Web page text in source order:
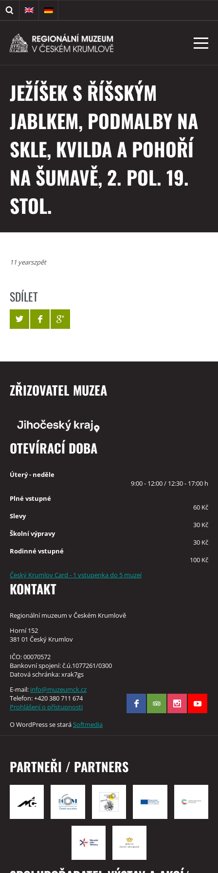
JEŽÍŠEK S ŘÍŠSKÝM
JABLKEM, PODMALBY NA
SKLE, KVILDA A POHOŘÍ
NA ŠUMAVĚ, 2. POL. 19.
STOL.
11 yearszpět
SDÍLET
ZŘIZOVATEL MUZEA
OTEVÍRACÍ DOBA
Úterý - neděle
9:00 - 12:00 / 12:30 - 17:00 h
Plné vstupné
60 Kč
Slevy
30 Kč
Školní výpravy
30 Kč
Rodinné vstupné
100 Kč
Český Krumlov Card - 1 vstupenka do 5 muzeí
KONTAKT
Regionální muzeum v Českém Krumlově
Horní 152
381 01 Český Krumlov
IČO: 00070572
Bankovní spojení: č.ú.1077261/0300
Datová schránka: xrak7gs
E-mail: info@muzeumck.cz
Telefon: +420 380 711 674
Prohlášení o přístupnosti
O WordPress se staráSoftmedia
PARTNEŘI / PARTNERS